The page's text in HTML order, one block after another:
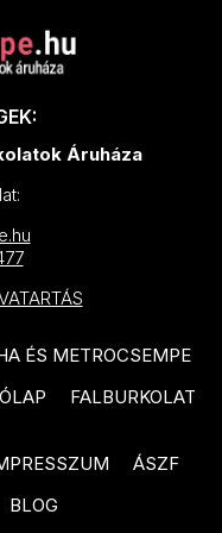
Áruháza
ÉS METROCSEMPE
FALBURKOLAT
ÁSZF
BLOG